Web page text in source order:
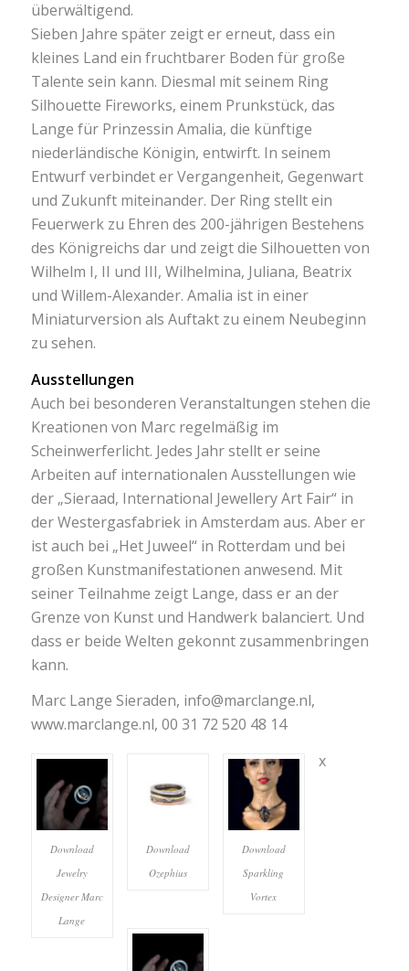
überwältigend.
Sieben Jahre später zeigt er erneut, dass ein
kleines Land ein fruchtbarer Boden für große
Talente sein kann. Diesmal mit seinem Ring
Silhouette Fireworks, einem Prunkstück, das
Lange für Prinzessin Amalia, die künftige
niederländische Königin, entwirft. In seinem
Entwurf verbindet er Vergangenheit, Gegenwart
und Zukunft miteinander. Der Ring stellt ein
Feuerwerk zu Ehren des 200-jährigen Bestehens
des Königreichs dar und zeigt die Silhouetten von
Wilhelm I, II und III, Wilhelmina, Juliana, Beatrix
und Willem-Alexander. Amalia ist in einer
Miniaturversion als Auftakt zu einem Neubeginn
zu sehen.
Ausstellungen
Auch bei besonderen Veranstaltungen stehen die
Kreationen von Marc regelmäßig im
Scheinwerferlicht. Jedes Jahr stellt er seine
Arbeiten auf internationalen Ausstellungen wie
der „Sieraad, International Jewellery Art Fair“ in
der Westergasfabriek in Amsterdam aus. Aber er
ist auch bei „Het Juweel“ in Rotterdam und bei
großen Kunstmanifestationen anwesend. Mit
seiner Teilnahme zeigt Lange, dass er an der
Grenze von Kunst und Handwerk balanciert. Und
dass er beide Welten gekonnt zusammenbringen
kann.
Marc Lange Sieraden, info@marclange.nl,
www.marclange.nl, 00 31 72 520 48 14
Download
Jewelry
Designer Marc
Lange
Download
Ozephius
x
Download
Sparkling
Vortex